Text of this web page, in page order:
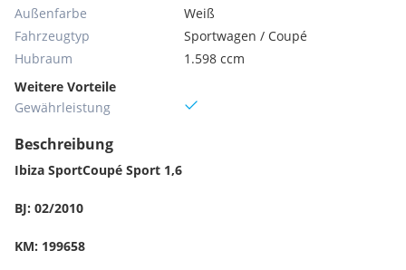
Außenfarbe
Weiß
Fahrzeugtyp
Sportwagen / Coupé
Hubraum
1.598 ccm
Weitere Vorteile
Gewährleistung
Beschreibung
Ibiza SportCoupé Sport 1,6
BJ: 02/2010
KM: 199658